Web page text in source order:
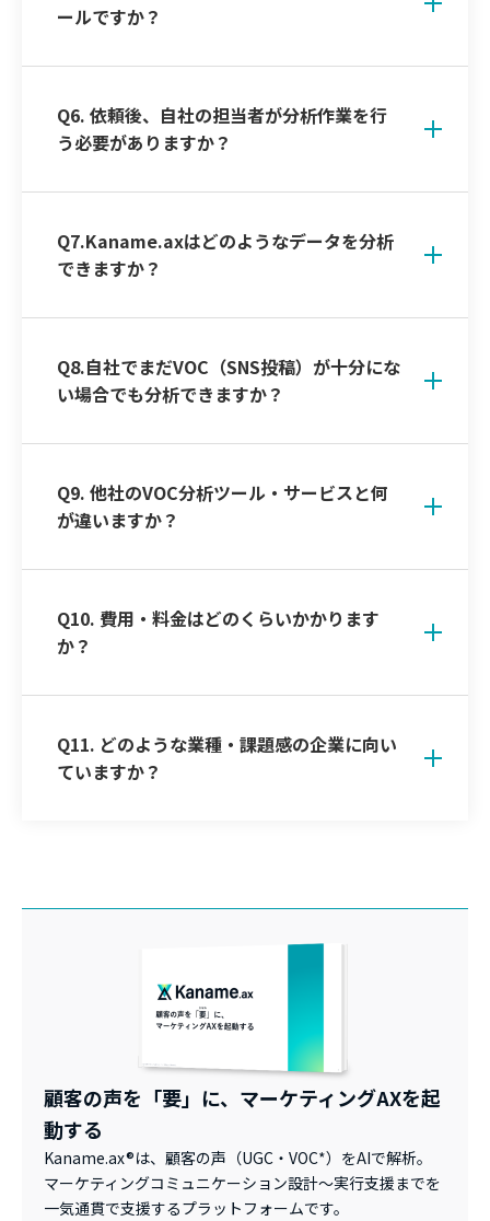
ールですか？
Q6. 依頼後、自社の担当者が分析作業を行
う必要がありますか？
Q7.Kaname.axはどのようなデータを分析
できますか？
Q8.自社でまだVOC（SNS投稿）が十分にな
い場合でも分析できますか？
Q9. 他社のVOC分析ツール・サービスと何
が違いますか？
Q10. 費用・料金はどのくらいかかります
か？
Q11. どのような業種・課題感の企業に向い
ていますか？
顧客の声を「要」に、マーケティングAXを起
動する
Kaname.ax®は、顧客の声（UGC・VOC*）をAIで解析。
マーケティングコミュニケーション設計～実行支援までを
一気通貫で支援するプラットフォームです。